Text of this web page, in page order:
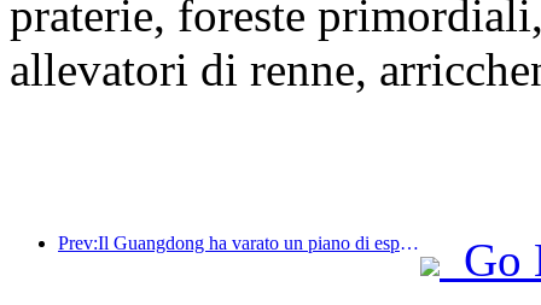
praterie, foreste
allevatori di renne,
Prev:Il Guangdong ha varato un piano di espansione della capacità del settore dei servizi per trasformare la Greater Bay Area in una destinazione turistica di livello mondiale.
Go